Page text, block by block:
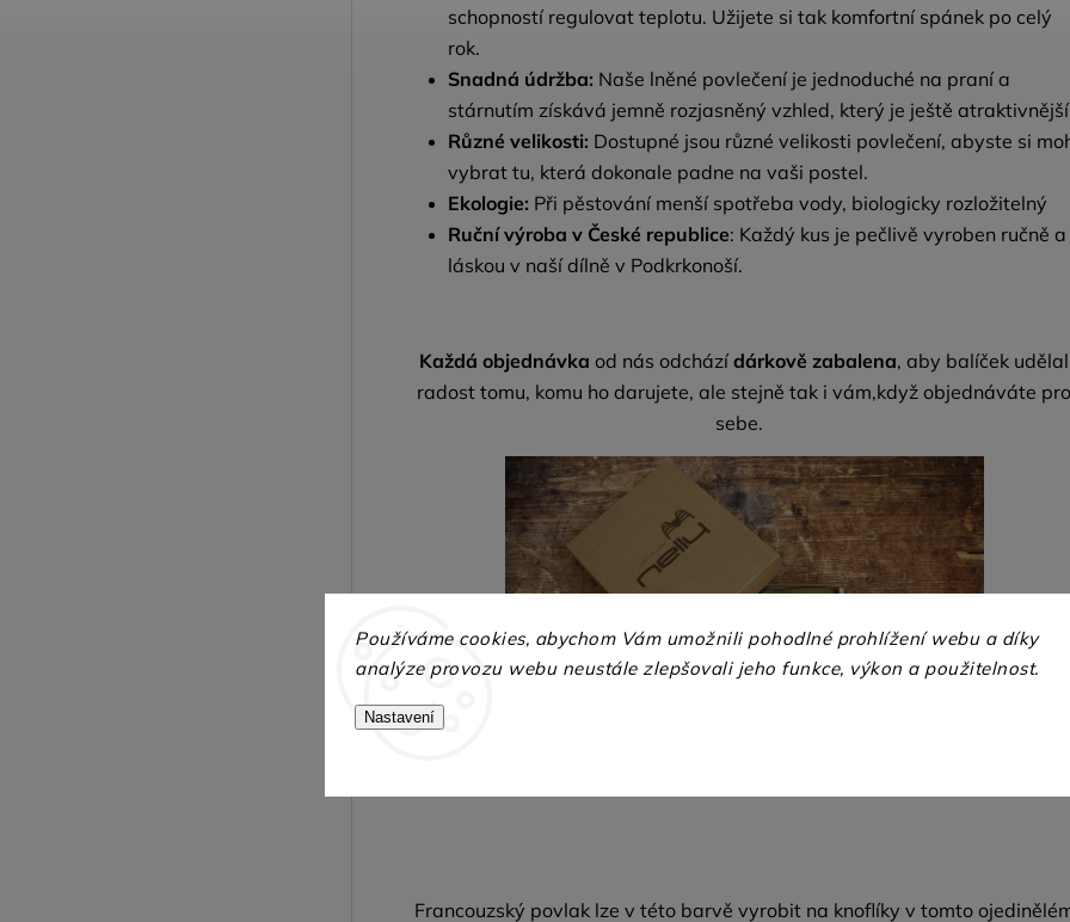
Používáme cookies, abychom Vám umožnili pohodlné prohlížení webu a díky
analýze provozu webu neustále zlepšovali jeho funkce, výkon a použitelnost.
Nastavení
schopností regulovat teplotu. Užijete si tak komfortní spánek po celý
rok.
Snadná údržba: Naše lněné povlečení je jednoduché na praní a
stárnutím získává jemně rozjasněný vzhled, který je ještě
Různé velikosti: Dostupné jsou různé velikosti povlečení, abyste si
vybrat tu, která dokonale padne na vaši postel.
Ekologie: Při pěstování menší spotřeba vody, biologicky rozložitelný
Ruční výroba v České republice: Každý kus je pečlivě vyroben ručně a
láskou v naší dílně v Podkrkonoší.
Každá objednávka od nás odcházídárkově zabalena, aby balíček udělal
radost tomu, komu ho darujete, ale stejně tak i vám,když objednáváte pro
sebe.
Francouzský povlak lze v této barvě vyrobit na knoflíky v tomto